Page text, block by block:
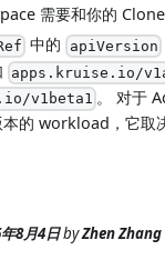
需要和你的
中的 apiVersion
apps.kruise.io/
v1beta1 。 对于
的 workload，它取
8月4日byZhen Zhang